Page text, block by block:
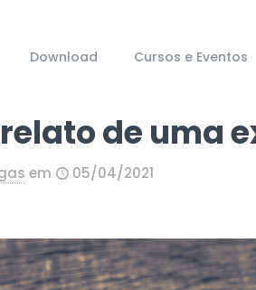
Download Cursos e Eventos
relato de uma
em 05/04/2021